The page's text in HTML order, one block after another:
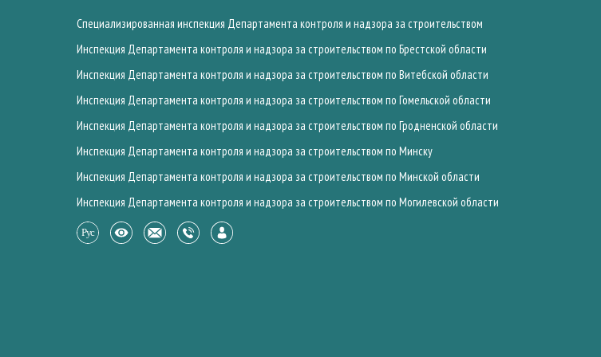
Специализированная инспекция Департамента контроля и надзора за строительством
Инспекция Департамента контроля и надзора за строительством по Брестской области
Инспекция Департамента контроля и надзора за строительством по Витебской области
Инспекция Департамента контроля и надзора за строительством по Гомельской области
Инспекция Департамента контроля и надзора за строительством по Гродненской области
Инспекция Департамента контроля и надзора за строительством по Минску
Инспекция Департамента контроля и надзора за строительством по Минской области
Инспекция Департамента контроля и надзора за строительством по Могилевской области